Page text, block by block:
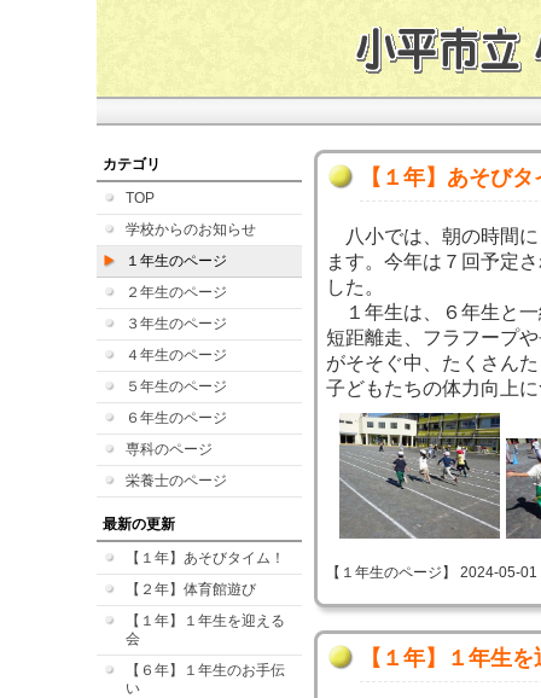
カテゴリ
TOP
学校からのお知らせ
１年生のページ
２年生のページ
３年生のページ
４年生のページ
５年生のページ
６年生のページ
専科のページ
栄養士のページ
最新の更新
【１年】あそびタイム！
【２年】体育館遊び
【１年】１年生を迎える
会
【６年】１年生のお手伝
い
【１年】あそび
八小では、朝の時間に
ます。今年は７回予定
した。
１年生は、６年生と一
短距離走、フラフープ
がそそぐ中、たくさん
子どもたちの体力向上
【１年生のページ】 2024-05-
【１年】１年生